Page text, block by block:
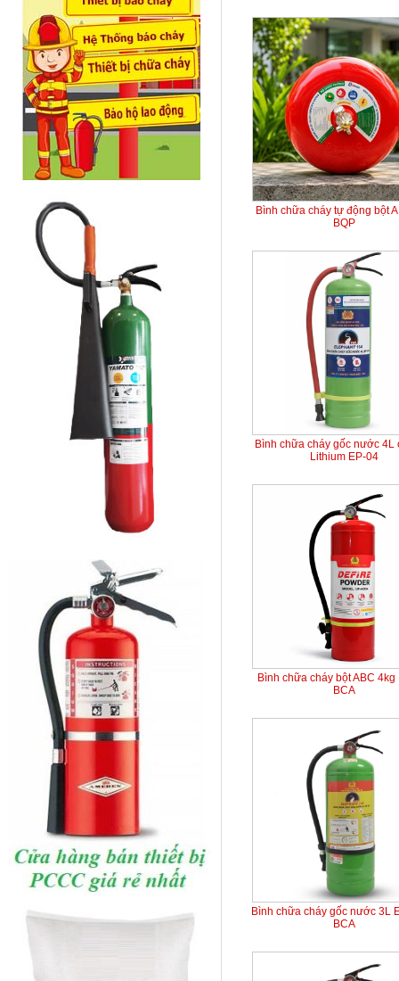
Bình chữa cháy tự động bột
BQP
Bình chữa cháy gốc nước 4L
Lithium EP-04
Bình chữa cháy bột ABC 4kg
BCA
Bình chữa cháy gốc nước 3L
BCA